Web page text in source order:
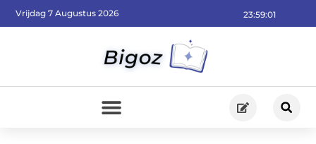
23:59:03
Vrijdag 7 Augustus 2026